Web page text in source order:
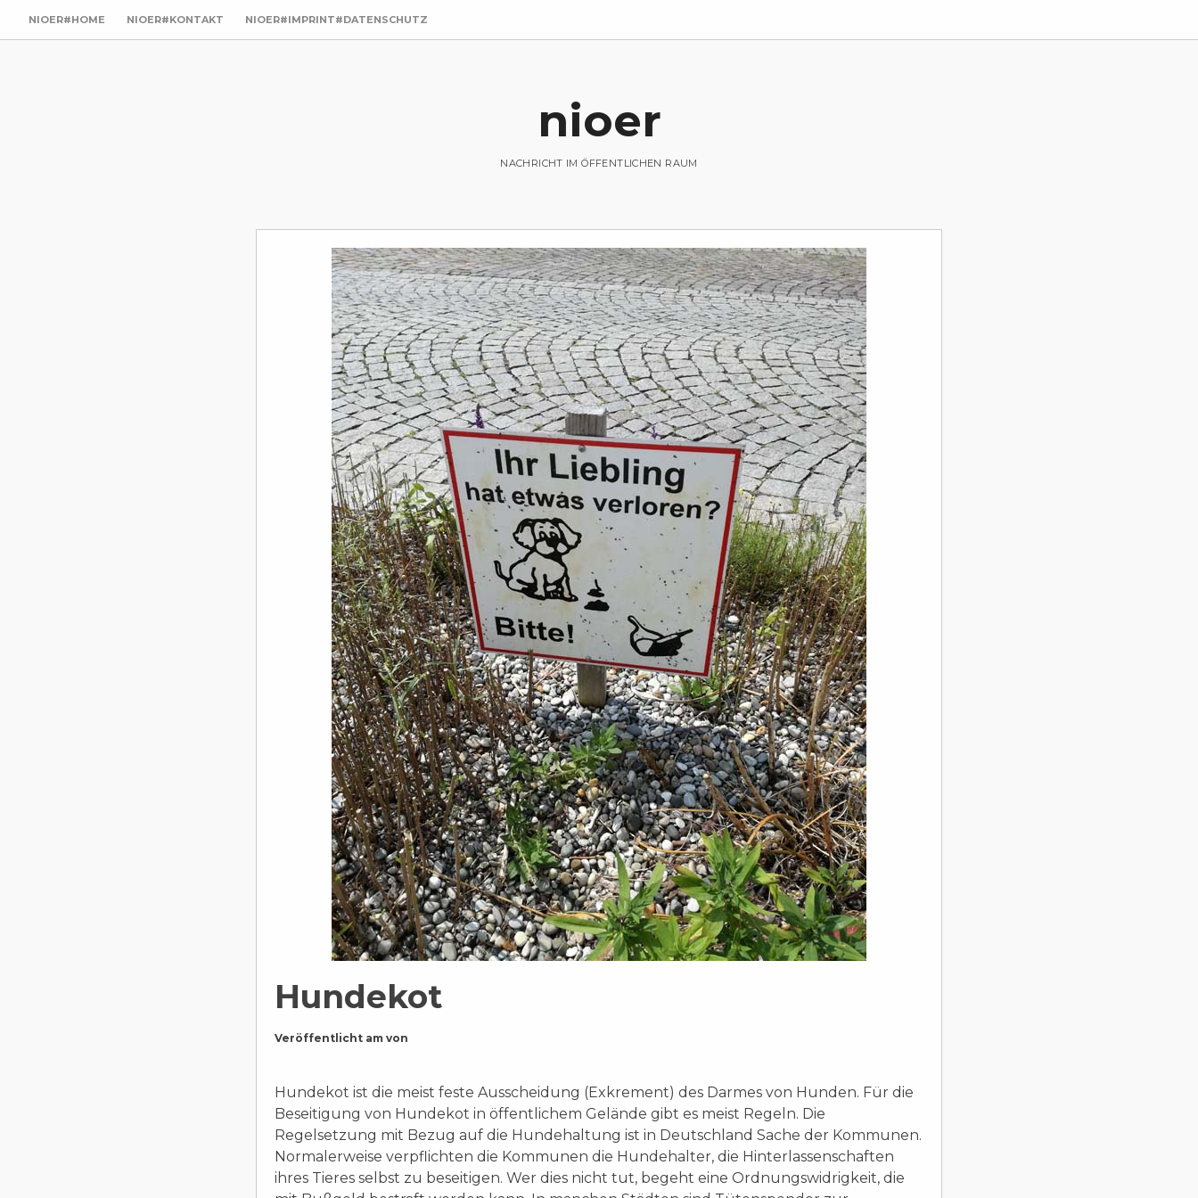
NIOER#HOME NIOER#KONTAKT NIOER#IMPRINT#DATENSCHUTZ
nioer
NACHRICHT IM ÖFFENTLICHEN RAUM
Hundekot
Veröffentlicht am von
Hundekot ist die meist feste Ausscheidung (Exkrement) des Darmes von Hunden. Für die
Beseitigung von Hundekot in öffentlichem Gelände gibt es meist Regeln. Die
Regelsetzung mit Bezug auf die Hundehaltung ist in Deutschland Sache der Kommunen.
Normalerweise verpflichten die Kommunen die Hundehalter, die Hinterlassenschaften
ihres Tieres selbst zu beseitigen. Wer dies nicht tut, begeht eine Ordnungswidrigkeit, die